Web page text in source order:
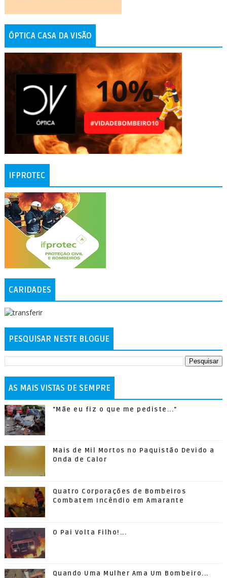
ÓPTICA CASA DA VISÃO
IFPROTEC
CARIDADES
PESQUISAR NESTE BLOGUE
AS MAIS VISTAS DE SEMPRE
"Mãe eu fiz o que me pediste..."
Mais de Mil Mortos no Paquistão Devido a
Onda de Calor
Quatro Corporações de Bombeiros
Combatem Incêndio em Amarante
O Pai Volta Filho!...
Quando Uma Mulher Ama Um Bombeiro...